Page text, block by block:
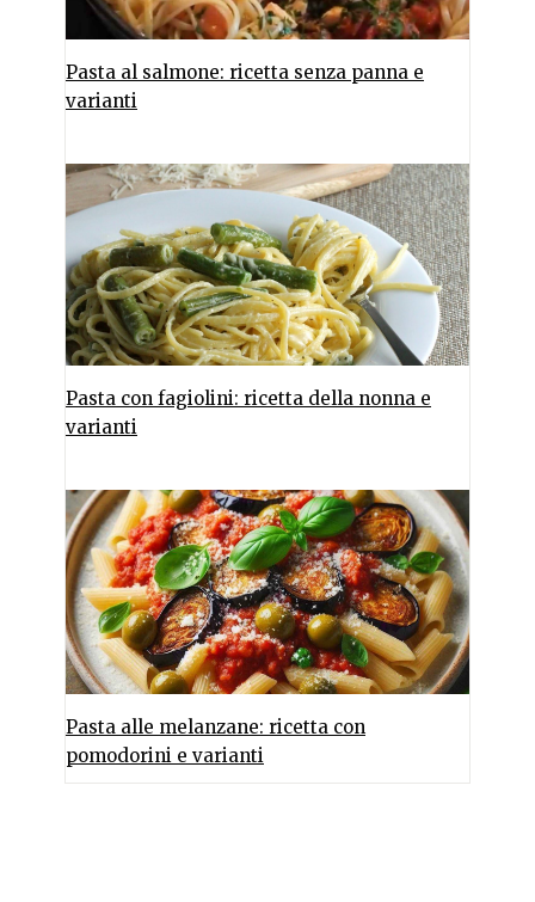
Pasta al salmone: ricetta senza panna e
varianti
Pasta con fagiolini: ricetta della nonna e
varianti
Pasta alle melanzane: ricetta con
pomodorini e varianti